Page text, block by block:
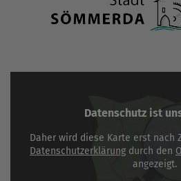
Datenschutz ist
Daher wird diese Karte erst nach
Datenschutzerklärung durch den
angezeigt.